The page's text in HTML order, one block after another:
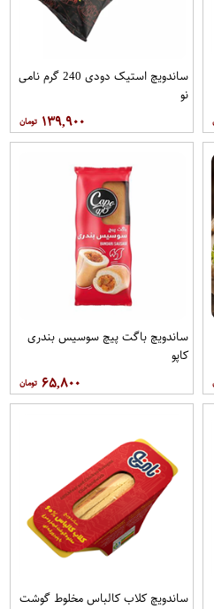
ساندویچ استیک دودی 240 گرم نامی
نو
۱۳۹,۹۰۰
ساندویچ باگت پیچ سوسیس بندری
کاپو
۶۵,۸۰۰
ساندویچ کلاب کالباس مخلوط گوشت